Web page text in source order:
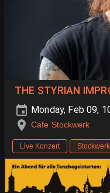
THE STYRIAN
Monday, Feb 09,
Cafe Stockwerk
Live Konzert